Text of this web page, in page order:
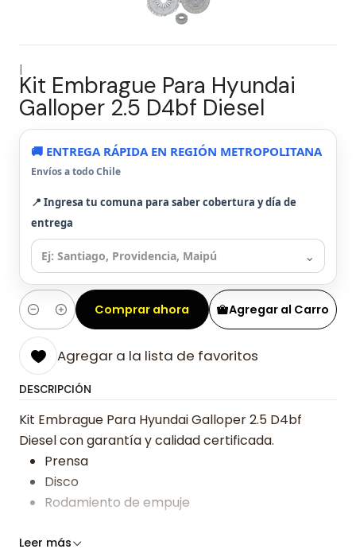
|
Kit Embrague Para Hyundai
Galloper 2.5 D4bf Diesel
🚚 ENTREGA RÁPIDA EN REGIÓN METROPOLITANA
Envíos a todo Chile
📍 Ingresa tu comuna para saber cobertura y día de
entrega
⌄
Cantidad
Agregar al Carro
Comprar ahora
Agregar a la lista de favoritos
DESCRIPCIÓN
Kit Embrague Para Hyundai Galloper 2.5 D4bf
Diesel con garantía y calidad certificada.
Prensa
Disco
Rodamiento de empuje
Somos especialistas en embragues desde 2019,
Leer más